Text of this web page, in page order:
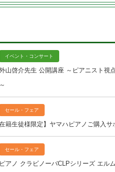
イベント・コンサート
山啓介先生 公開講座 ～ピアニスト視
セール・フェア
在籍生徒様限定】ヤマハピアノご購入サ
セール・フェア
アノ クラビノーバCLPシリーズ エル